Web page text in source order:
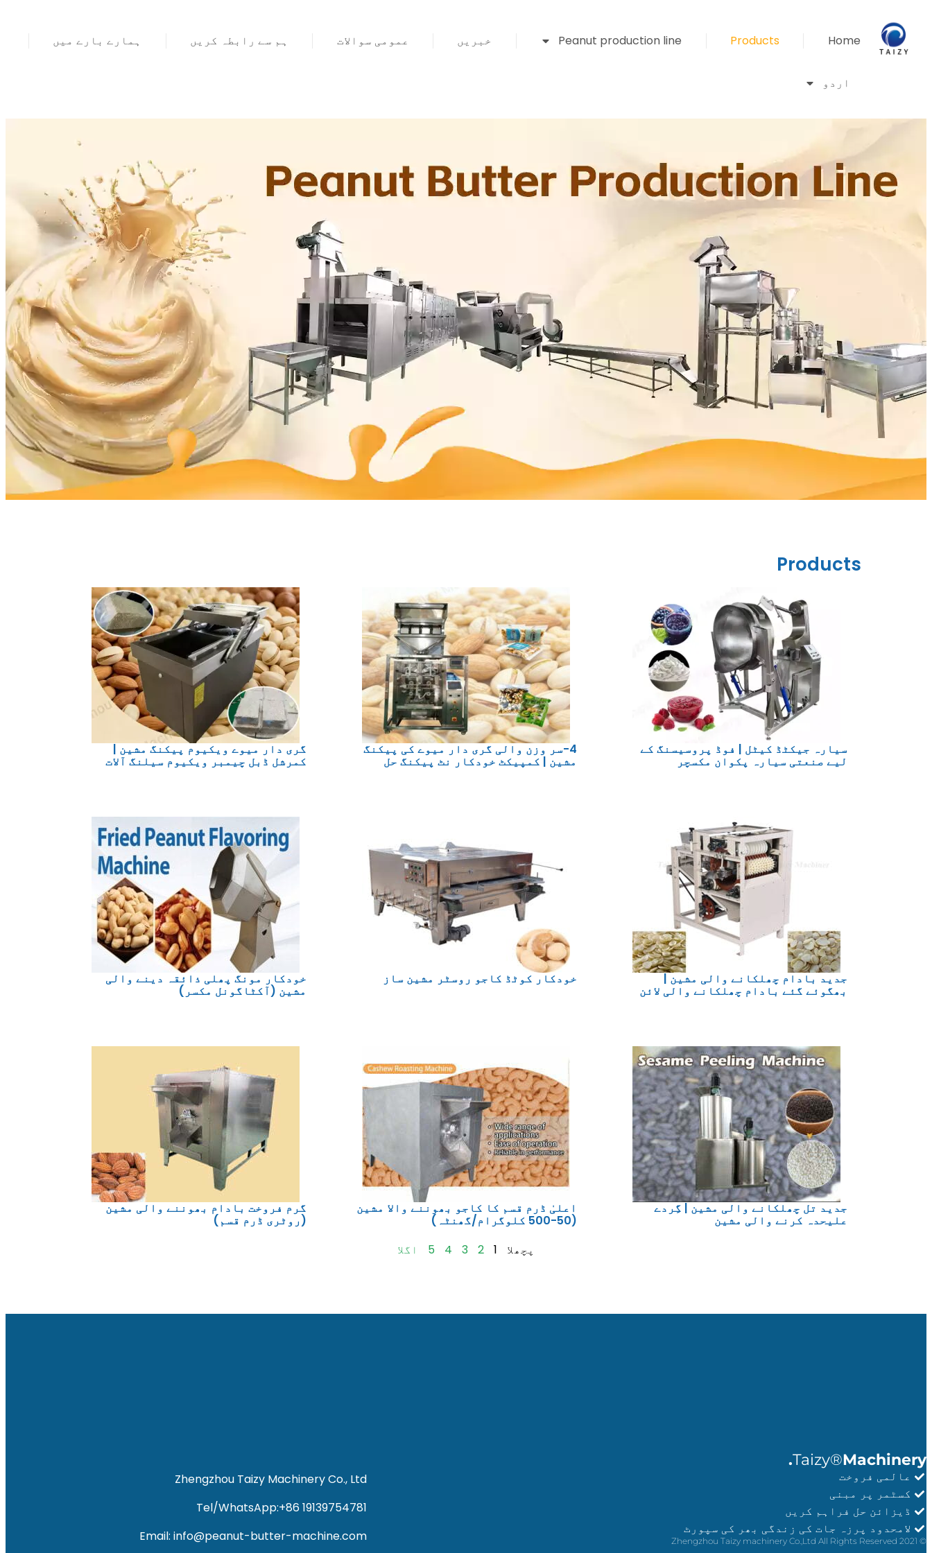
Home
Products
Peanut production line خبریں عمومی سوالات ہم سے رابطہ کریں ہمارے بارے میں
اردو
Products
سیارہ جیکٹڈ کیٹل | فوڈ پروسیسنگ کے
لیے صنعتی سیارہ پکوان مکسچر
4-سر وزن والی گری دار میوے کی پیکنگ
مشین | کمپیکٹ خودکار نٹ پیکنگ حل
گری دار میوے ویکیوم پیکنگ مشین |
کمرشل ڈبل چیمبر ویکیوم سیلنگ آلات
جدید بادام چھلکانے والی مشین |
بھگوئے گئے بادام چھلکانے والی لائن
خودکار کوٹڈ کاجو روسٹر مشین ساز خودکار مونگ پھلی ذائقہ دینے والی
مشین (آکٹاگونل مکسر)
جدید تل چھلکانے والی مشین | گِردے
علیحدہ کرنے والی مشین
اعلیٰ ڈرم قسم کا کاجو بھوننے والا مشین
(50-500 کلوگرام/گھنٹہ)
گرم فروخت بادام بھوننے والی مشین
(روٹری ڈرم قسم)
پچھلا
1
2
3
4
5 اگلا
Taizy®Machinery.
عالمی فروخت
کسٹمر پر مبنی
ڈیزائن حل فراہم کریں
لامحدود پرزہ جات کی زندگی بھر کی سپورٹ
© 2021 Zhengzhou Taizy machinery Co.,Ltd All Rights Reserved
Zhengzhou Taizy Machinery Co., Ltd
Tel/WhatsApp:+86 19139754781
Email: info@peanut-butter-machine.com